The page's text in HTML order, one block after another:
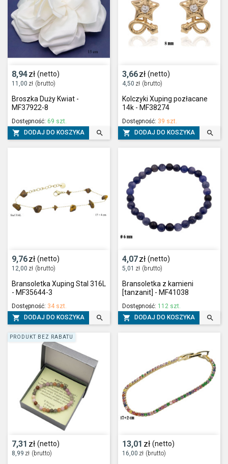
8,94zł (netto)
11,00 zł (brutto)
Broszka Duży Kwiat -
MF37922-8
Dostępność: 69 szt.
 DODAJ DO KOSZYKA 
3,66zł (netto)
4,50 zł (brutto)
Kolczyki Xuping pozłacane
14k - MF38274
Dostępność: 39 szt.
 DODAJ DO KOSZYKA 
9,76zł (netto)
12,00 zł (brutto)
Bransoletka Xuping Stal 316L
- MF35644-3
Dostępność: 34 szt.
 DODAJ DO KOSZYKA 
4,07zł (netto)
5,01 zł (brutto)
Bransoletka z kamieni
[tanzanit] - MF41038
Dostępność: 112 szt.
 DODAJ DO KOSZYKA 
7,31 zł (netto)
8,99 zł (brutto)
PRODUKT BEZ RABATU
13,01 zł (netto)
16,00 zł (brutto)